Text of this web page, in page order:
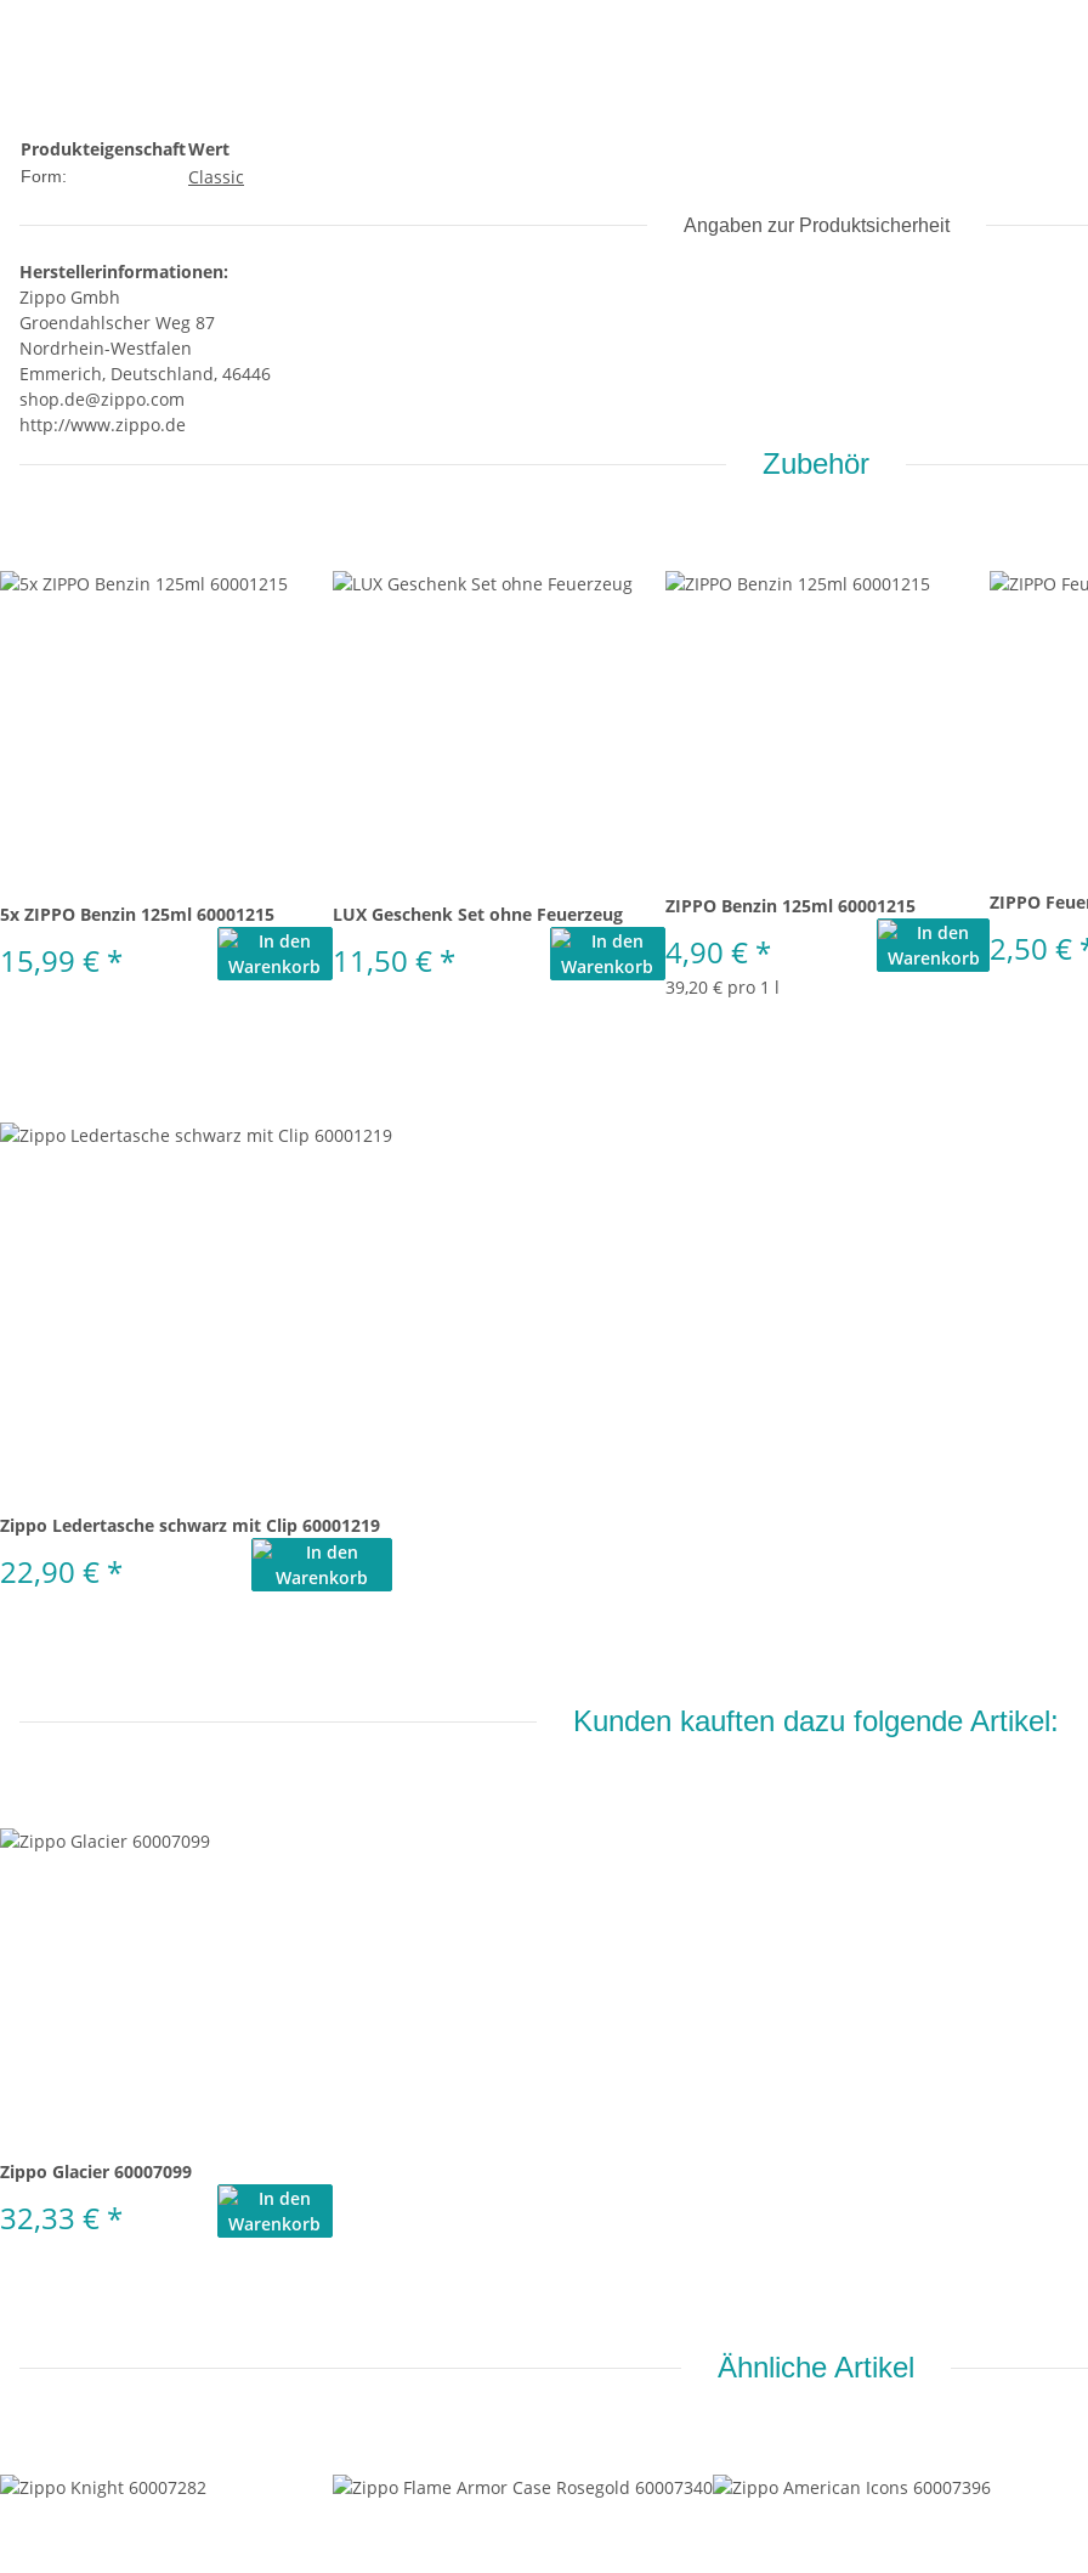
ProdukteigenschaftWert
Form: Classic
Angaben zur Produktsicherheit
Herstellerinformationen:
Zippo Gmbh
Groendahlscher Weg 87
Nordrhein-Westfalen
Emmerich, Deutschland, 46446
shop.de@zippo.com
http://www.zippo.de
Zubehör
5x ZIPPO Benzin 125ml 60001215
15,99 € *
LUX Geschenk Set ohne Feuerzeug
11,50 € *
ZIPPO Benzin 125ml 60001215
4,90 € *
39,20 € pro 1 l
ZIPPO
2,50 €
Zippo Ledertasche schwarz mit Clip 60001219
22,90 € *
Kunden kauften dazu folgende Artikel:
Zippo Glacier 60007099
32,33 € *
Ähnliche Artikel